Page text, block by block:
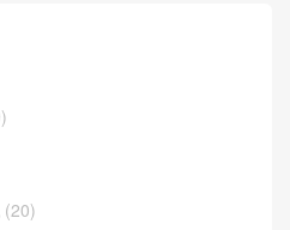
(20)